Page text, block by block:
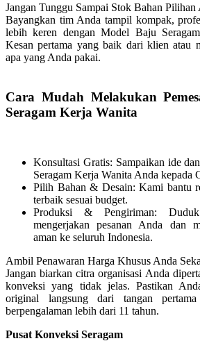
Jangan Tunggu Sampai Stok Bahan Pilihan
Bayangkan tim Anda tampil kompak,
lebih keren dengan Model Baju
Kesan pertama yang baik dari klien atau
apa yang Anda pakai.
Cara Mudah Melakukan
Seragam Kerja Wanita
Konsultasi Gratis: Sampaikan ide
Seragam Kerja Wanita Anda kepada
Pilih Bahan & Desain: Kami bantu
terbaik sesuai budget.
Produksi & Pengiriman:
mengerjakan pesanan Anda dan
aman ke seluruh Indonesia.
Ambil Penawaran Harga Khusus Anda
Jangan biarkan citra organisasi Anda
konveksi yang tidak jelas. Pastikan
original langsung dari tangan
berpengalaman lebih dari 11 tahun.
Pusat Konveksi Seragam